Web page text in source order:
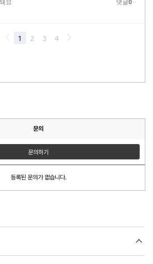
문의
문의하기
등록된 문의가 없습니다.